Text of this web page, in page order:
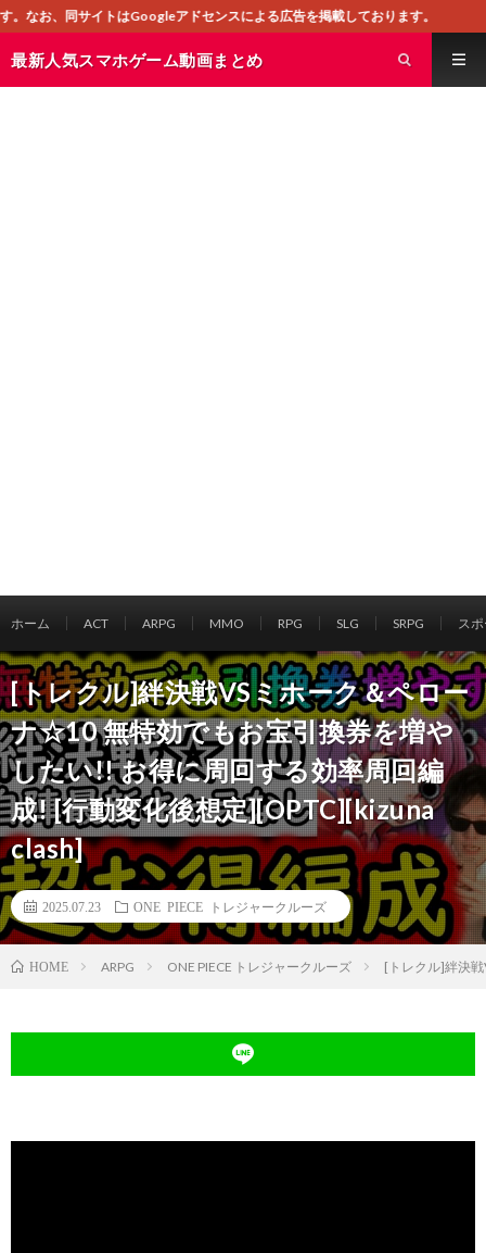
アドセンスによる広告を掲載しております。
最新人気スマホゲーム動画まとめ
ホーム ACT ARPG MMO RPG SLG SRPG ス
[トレクル]絆決戦VSミホーク＆ペロー
ナ☆10 無特効でもお宝引換券を増や
したい!! お得に周回する効率周回編
成! [行動変化後想定][OPTC][kizuna
clash]
2025.07.23 ONE PIECE トレジャークルーズ
HOME ARPG ONE PIECE トレジャークルーズ [トレクル]絆決